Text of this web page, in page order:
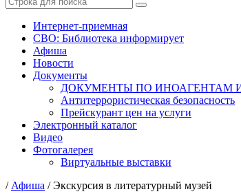
Интернет-приемная
СВО: Библиотека информирует
Афиша
Новости
Документы
ДОКУМЕНТЫ ПО ИНОАГЕНТАМ
Антитеррористическая безопасность
Прейскурант цен на услуги
Электронный каталог
Видео
Фотогалерея
Виртуальные выставки
/ Афиша /Экскурсия в литературный музей